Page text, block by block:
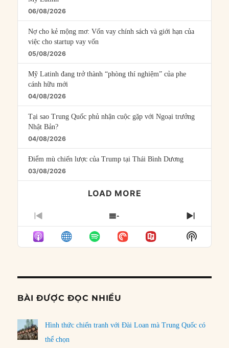
06/08/2026
Nợ cho kẻ mộng mơ: Vốn vay chính sách và giới hạn của
việc cho startup vay vốn
05/08/2026
Mỹ Latinh đang trở thành “phòng thí nghiệm” của phe
cánh hữu mới
04/08/2026
Tại sao Trung Quốc phủ nhận cuộc gặp với Ngoại trưởng
Nhật Bản?
04/08/2026
Điểm mù chiến lược của Trump tại Thái Bình Dương
03/08/2026
LOAD MORE
PREVIOUS
EPISODE
SHOW
EPISODES
LIST
NEXT
Show
Podcast
BÀI ĐƯỢC ĐỌC NHIỀU
Hình thức chiến tranh với Đài Loan mà Trung Quốc có
thể chọn